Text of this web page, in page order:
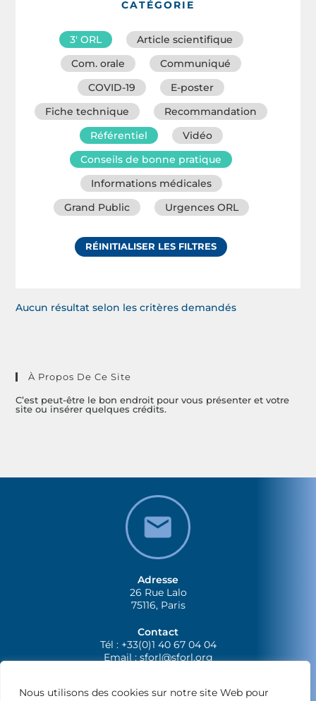
Nous utilisons des cookies sur notre site Web pour
CATÉGORIE
3′ ORL
Article scientifique
Com. orale
Communiqué
COVID-19
E-poster
Fiche technique
Recommandation
Référentiel
Vidéo
Conseils de bonne pratique
Informations médicales
Grand Public
Urgences ORL
RÉINITIALISER LES FILTRES
Aucun résultat selon les critères demandés
À Propos De Ce Site
C’est peut-être le bon endroit pour vous présenter et votre
site ou insérer quelques crédits.
Adresse
26 Rue Lalo
75116, Paris
Contact
Tél : +33(0)1 40 67 04 04
Email :sforl@sforl.org